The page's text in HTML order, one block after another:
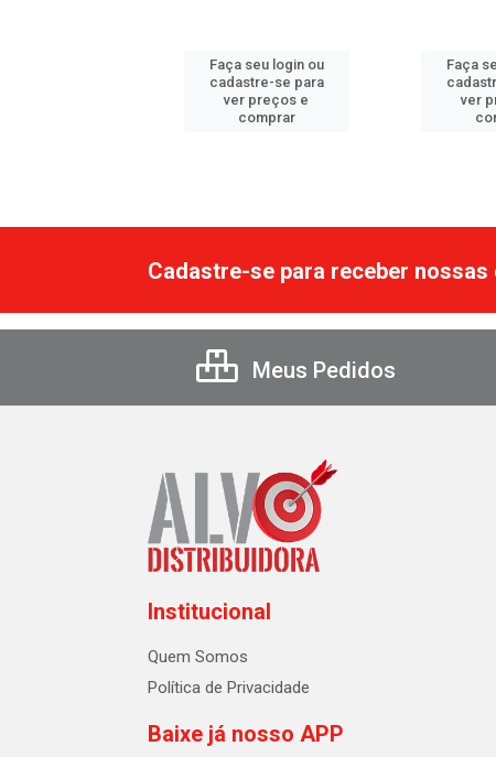
Faça seu login ou
cadastre-se para
ver preços e
comprar
Faça
ver
Cadastre-se para receber
Meus Pedidos
Institucional
Quem Somos
Política de Privacidade
Baixe já nosso APP